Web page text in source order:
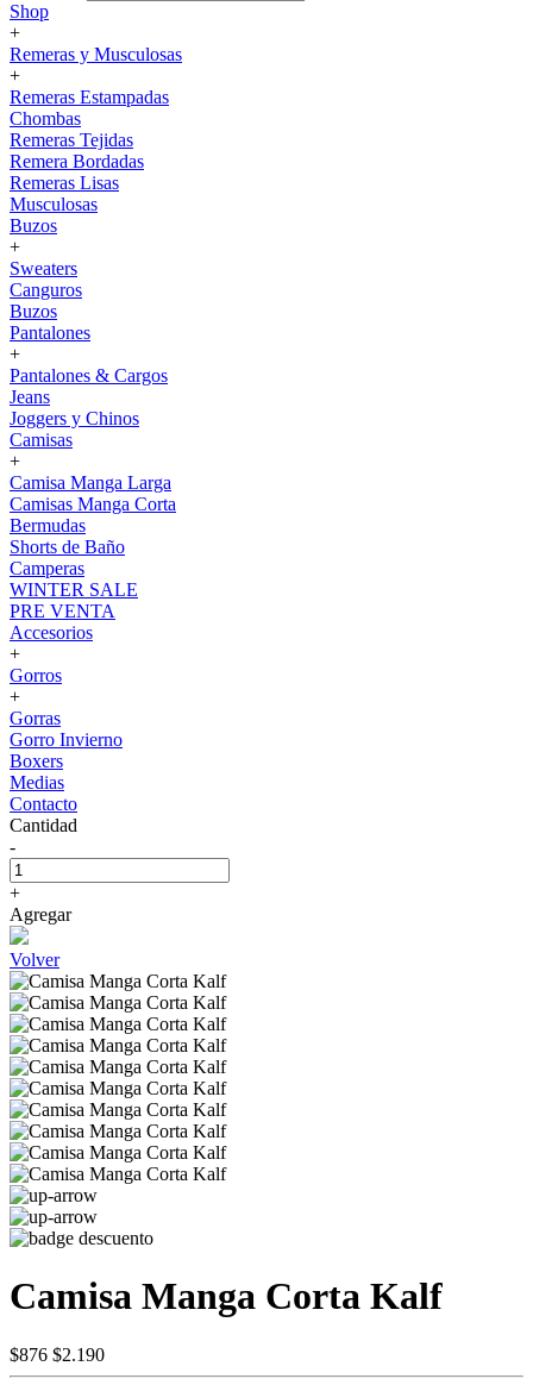
Shop
+
Remeras y Musculosas
+
Remeras Estampadas
Chombas
Remeras Tejidas
Remera Bordadas
Remeras Lisas
Musculosas
Buzos
+
Sweaters
Canguros
Buzos
Pantalones
+
Pantalones & Cargos
Jeans
Joggers y Chinos
Camisas
+
Camisa Manga Larga
Camisas Manga Corta
Bermudas
Shorts de Baño
Camperas
WINTER SALE
PRE VENTA
Accesorios
+
Gorros
+
Gorras
Gorro Invierno
Boxers
Medias
Contacto
Cantidad
-
+
Agregar
Volver
Camisa Manga Corta Kalf
$876 $2.190